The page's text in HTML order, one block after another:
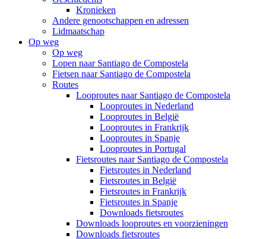
Kronieken
Andere genootschappen en adressen
Lidmaatschap
Op weg
Op weg
Lopen naar Santiago de Compostela
Fietsen naar Santiago de Compostela
Routes
Looproutes naar Santiago de Compostela
Looproutes in Nederland
Looproutes in België
Looproutes in Frankrijk
Looproutes in Spanje
Looproutes in Portugal
Fietsroutes naar Santiago de Compostela
Fietsroutes in Nederland
Fietsroutes in België
Fietsroutes in Frankrijk
Fietsroutes in Spanje
Downloads fietsroutes
Downloads looproutes en voorzieningen
Downloads fietsroutes